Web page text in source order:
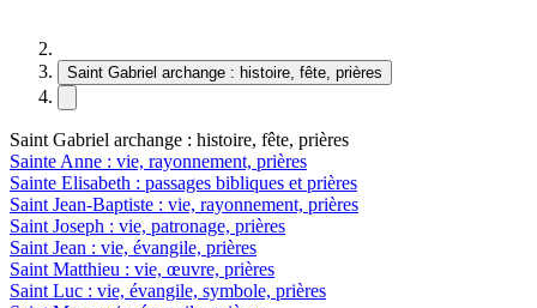
Saint Gabriel archange : histoire, fête, prières
Saint Gabriel archange : histoire, fête, prières
Sainte Anne : vie, rayonnement, prières
Sainte Elisabeth : passages bibliques et prières
Saint Jean-Baptiste : vie, rayonnement, prières
Saint Joseph : vie, patronage, prières
Saint Jean : vie, évangile, prières
Saint Matthieu : vie, œuvre, prières
Saint Luc : vie, évangile, symbole, prières